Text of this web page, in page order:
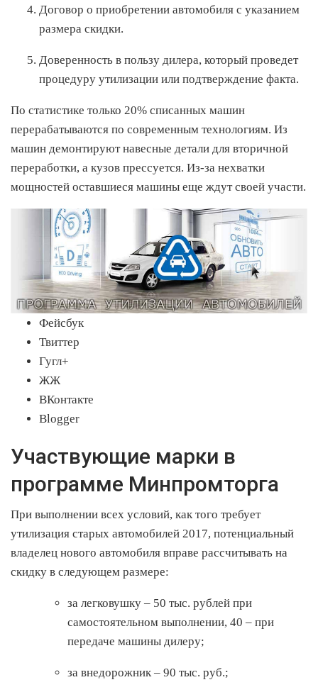
Договор о приобретении автомобиля с указанием
размера скидки.
Доверенность в пользу дилера, который проведет
процедуру утилизации или подтверждение факта.
По статистике только 20% списанных машин
перерабатываются по современным технологиям. Из
машин демонтируют навесные детали для вторичной
переработки, а кузов прессуется. Из-за нехватки
мощностей оставшиеся машины еще ждут своей участи.
Фейсбук
Твиттер
Гугл+
ЖЖ
ВКонтакте
Blogger
Участвующие марки в
программе Минпромторга
При выполнении всех условий, как того требует
утилизация старых автомобилей 2017, потенциальный
владелец нового автомобиля вправе рассчитывать на
скидку в следующем размере:
за легковушку – 50 тыс. рублей при
самостоятельном выполнении, 40 – при
передаче машины дилеру;
за внедорожник – 90 тыс. руб.;